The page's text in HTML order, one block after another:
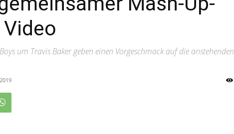
um Travis Baker geben einen Vorgeschmack auf die anstehenden